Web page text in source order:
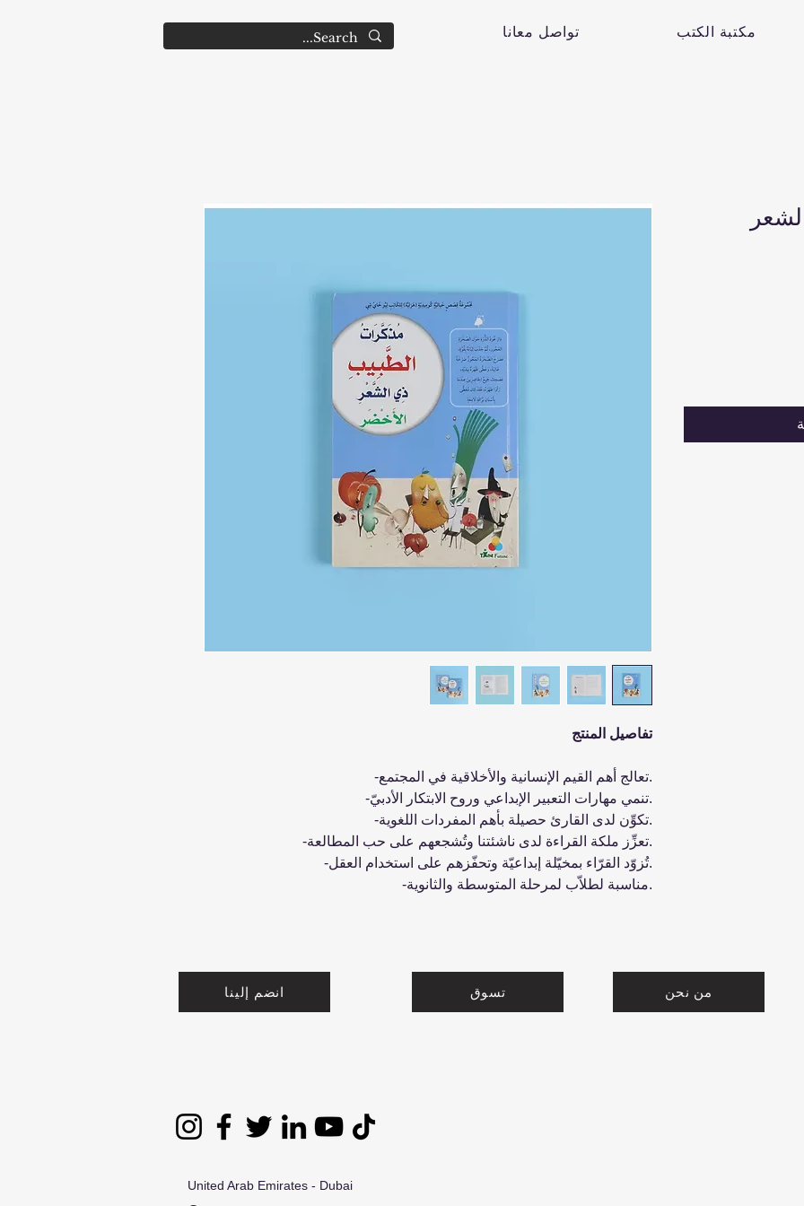
تواصل معانا مكتبة الكتب
تفاصيل المنتج
.تعالج أهم القيم الإنسانية والأخلاقية في المجتمع-
.تنمي مهارات التعبير الإبداعي وروح الابتكار الأدبيّ-
.تكوِّن لدى القارئ حصيلة بأهم المفردات اللغوية-
.تعزِّز ملكة القراءة لدى ناشئتنا وتُشجعهم على حب المطالعة-
.تُزوّد القرّاء بمخيّلة إبداعيّة وتحفّزهم على استخدام العقل-
.مناسبة لطلاّب لمرحلة المتوسطة والثانوية-
انضم إلينا تسوق من نحن
United Arab Emirates - Dubai